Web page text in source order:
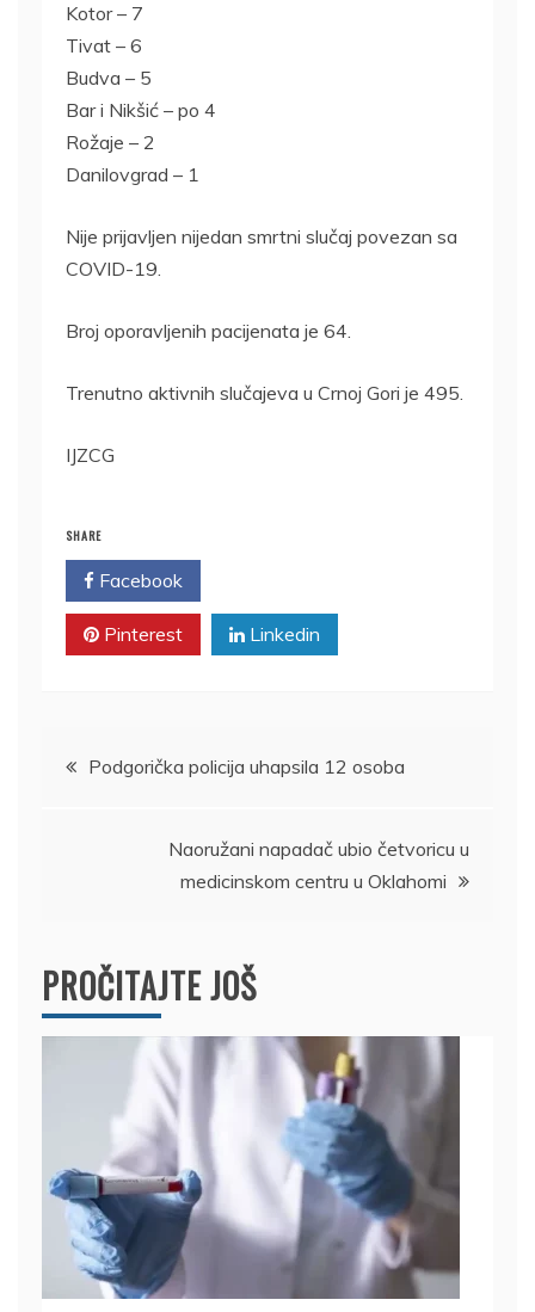
Kotor – 7
Tivat – 6
Budva – 5
Bar i Nikšić – po 4
Rožaje – 2
Danilovgrad – 1
Nije prijavljen nijedan smrtni slučaj povezan sa
COVID-19.
Broj oporavljenih pacijenata je 64.
Trenutno aktivnih slučajeva u Crnoj Gori je 495.
IJZCG
SHARE
Facebook
Pinterest Linkedin
Kretanje
Podgorička policija uhapsila 12 osoba
Naoružani napadač ubio četvoricu u
medicinskom centru u Oklahomi
PROČITAJTE JOŠ